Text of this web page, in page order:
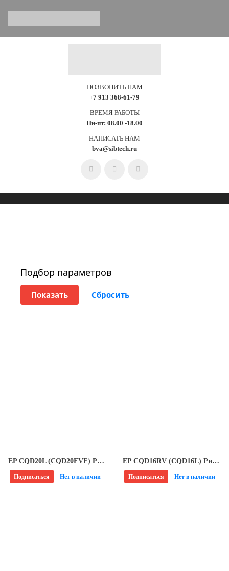
ПОЗВОНИТЬ НАМ
+7 913 368-61-79
ВРЕМЯ РАБОТЫ
Пн-пт: 08.00 -18.00
НАПИСАТЬ НАМ
bva@sibtech.ru
Подбор параметров
EP CQD20L (CQD20FVF) Ричтрак
Подписаться Нет в наличии
EP CQD16RV (CQD16L) Ричтрак
Подписаться Нет в наличии